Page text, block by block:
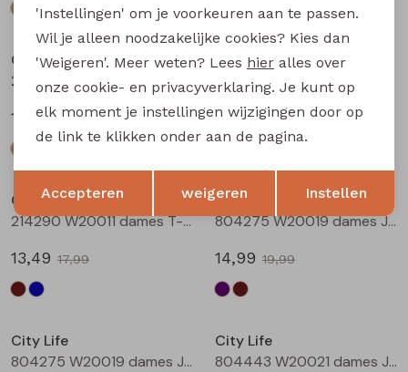
City Life
214289 W20030 dames T-shirt km Petrol
14,99
19,99
City Life
13,49 17,99
City Life
214290 W20011 dames T-shirt km Marine
13,49 17,99
City Life
804275 W20019 dames Jurk Aubergine
14,99 19,99
City Life
804275 W20019 dames Jurk Bruin
City Life
804443 W20021 dames Jurk Marine
Terug Opslaan
'Instellingen' om je voorkeuren aan te passen.
Wil je alleen noodzakelijke cookies? Kies dan
'Weigeren'. Meer weten? Lees hier alles over
onze cookie- en privacyverklaring. Je kunt op
elk moment je instellingen wijzigingen door op
de link te klikken onder aan de pagina.
Accepteren weigeren Instellen